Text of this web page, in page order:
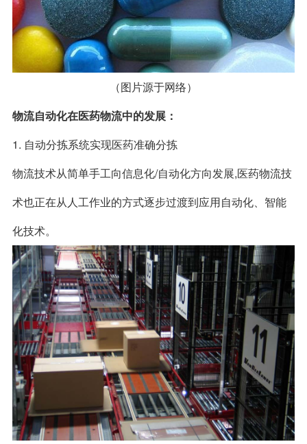
（图片源于网络）
物流自动化在医药物流中的发展：
1. 自动分拣系统实现医药准确分拣
物流技术从简单手工向信息化/自动化方向发展,医药物流技
术也正在从人工作业的方式逐步过渡到应用自动化、智能
化技术。